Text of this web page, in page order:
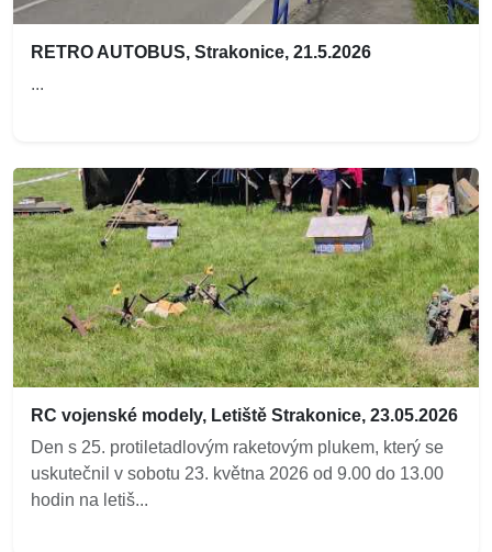
RETRO AUTOBUS, Strakonice, 21.5.2026
...
RC vojenské modely, Letiště Strakonice, 23.05.2026
Den s 25. protiletadlovým raketovým plukem, který se
uskutečnil v sobotu 23. května 2026 od 9.00 do 13.00
hodin na letiš...